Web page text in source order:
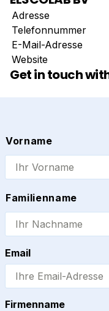
Adresse
Telefonnummer
E-Mail-Adresse
Website
Get in touch with
Name
Vorname
Familienname
Email
Firmenname